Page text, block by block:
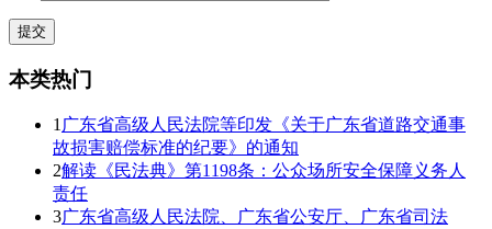
本类热门
1 广东省高级人民法院等印发《关于广东省道路交通事
故损害赔偿标准的纪要》的通知
2解读《民法典》第1198条：公众场所安全保障义务人
责任
3广东省高级人民法院、广东省公安厅、广东省司法